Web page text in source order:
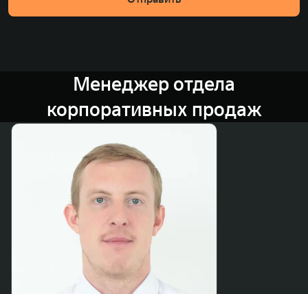
Менеджер отдела
корпоративных продаж